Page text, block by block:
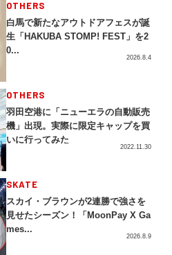
OTHERS
白馬で新たなアウトドアフェスが誕
生「HAKUBA STOMP! FEST」を2
0...
2026.8.4
OTHERS
羽田空港に「ニューエラの自動販売
機」出現。実際に限定キャップを買
いに行ってみた
2022.11.30
SKATE
スカイ・ブラウンが2連勝で強さを
見せたシーズン！「MoonPay X Ga
mes...
2026.8.9